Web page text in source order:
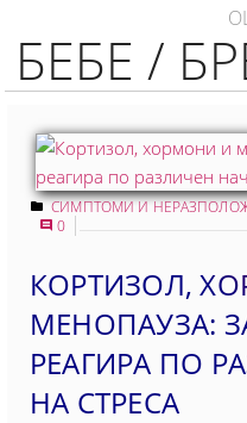
БЕБЕ /
СИМПТОМИ И
0
КОРТИЗОЛ,
МЕНОПАУЗА:
РЕАГИРА ПО
НА СТРЕСА